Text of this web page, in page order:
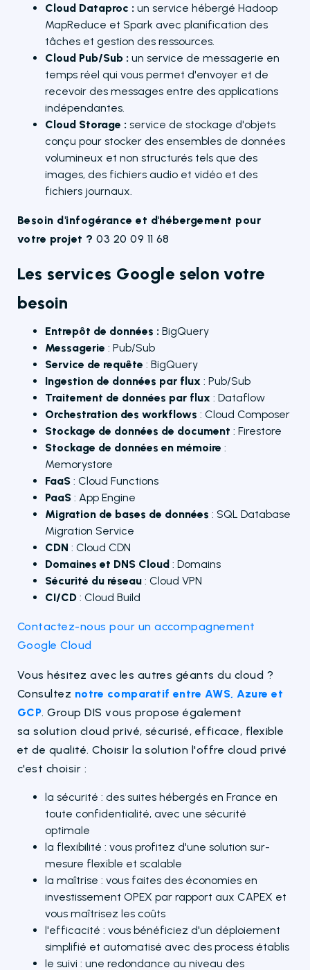
Cloud Dataproc : un service hébergé Hadoop
MapReduce et Spark avec planification des
tâches et gestion des ressources.
Cloud Pub/Sub : un service de messagerie en
temps réel qui vous permet d'envoyer et de
recevoir des messages entre des applications
indépendantes.
Cloud Storage : service de stockage d'objets
conçu pour stocker des ensembles de données
volumineux et non structurés tels que des
images, des fichiers audio et vidéo et des
fichiers journaux.
Besoin d'infogérance et d'hébergement pour
votre projet ? 03 20 09 11 68
Les services Google selon votre
besoin
Entrepôt de données : BigQuery
Messagerie : Pub/Sub
Service de requête : BigQuery
Ingestion de données par flux : Pub/Sub
Traitement de données par flux : Dataflow
Orchestration des workflows : Cloud Composer
Stockage de données de document : Firestore
Stockage de données en mémoire :
Memorystore
FaaS : Cloud Functions
PaaS : App Engine
Migration de bases de données : SQL Database
Migration Service
CDN : Cloud CDN
Domaines et DNS Cloud : Domains
Sécurité du réseau : Cloud VPN
CI/CD : Cloud Build
Contactez-nous pour un accompagnement
Google Cloud
Vous hésitez avec les autres géants du cloud ?
Consultez notre comparatif entre AWS, Azure et
GCP. Group DIS vous propose également
sa solution cloud privé, sécurisé, efficace, flexible
et de qualité. Choisir la solution l'offre cloud privé
c'est choisir :
la sécurité : des suites hébergés en France en
toute confidentialité, avec une sécurité
optimale
la flexibilité : vous profitez d'une solution sur-
mesure flexible et scalable
la maîtrise : vous faites des économies en
investissement OPEX par rapport aux CAPEX et
vous maîtrisez les coûts
l'efficacité : vous bénéficiez d'un déploiement
simplifié et automatisé avec des process établis
le suivi : une redondance au niveau des